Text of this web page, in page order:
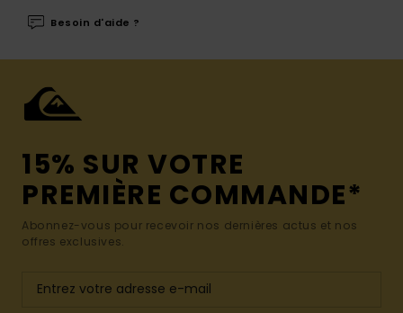
Besoin d'aide ?
15% SUR VOTRE
PREMIÈRE COMMANDE*
Abonnez-vous pour recevoir nos dernières actus et nos
offres exclusives.